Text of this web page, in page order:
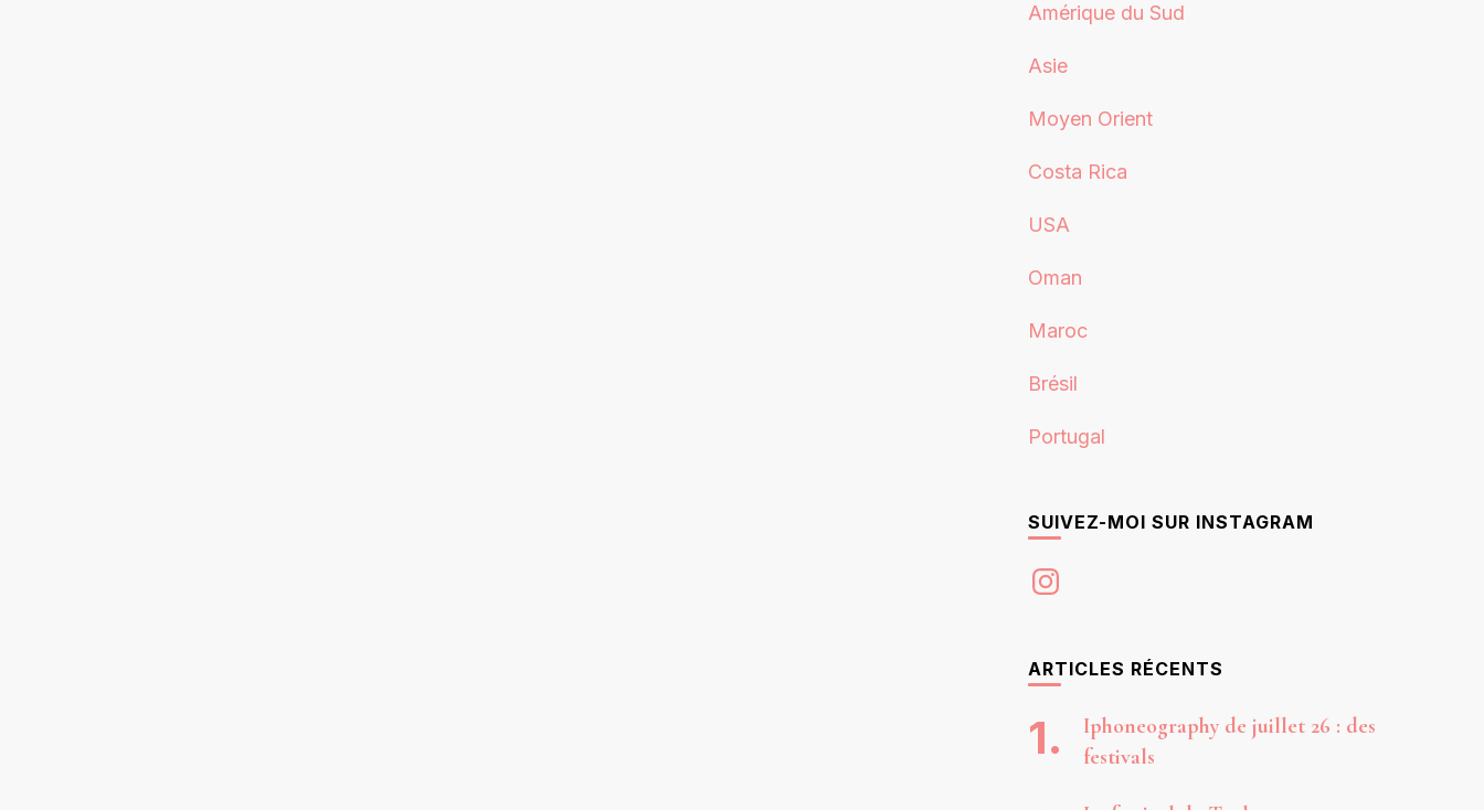
Amérique du Sud
Asie
Moyen Orient
Costa Rica
USA
Oman
Maroc
Brésil
Portugal
SUIVEZ-MOI SUR INSTAGRAM
Instagram
ARTICLES RÉCENTS
Iphoneography de juillet 26 : des
festivals